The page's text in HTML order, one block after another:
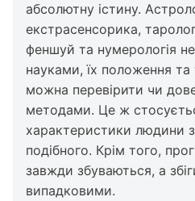
абсолютну істину.
екстрасенсорика,
феншуй та нумерологія
науками, їх положення
можна перевірити чи
методами. Це ж
характеристики людини
подібного. Крім того,
завжди збуваються, а
випадковими.